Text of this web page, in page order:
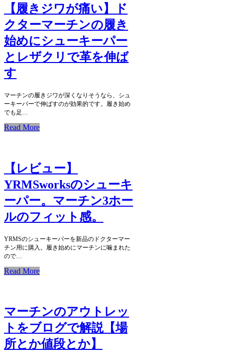
【履きジワが痛い】ド
クターマーチンの履き
始めにシューキーパー
とレザクリで革を伸ば
す
マーチンの履きジワが深くなりそうなら、シュ
ーキーパーで伸ばすのが効果的です。履き始め
でも足…
Read More
【レビュー】
YRMSworksのシューキ
ーパー。マーチン3ホー
ルのフィット感。
YRMSのシューキーパーを新品のドクターマー
チン用に購入。履き始めにマーチンに噛まれた
ので…
Read More
マーチンのアウトレッ
トをブログで解説【場
所とか値段とか】